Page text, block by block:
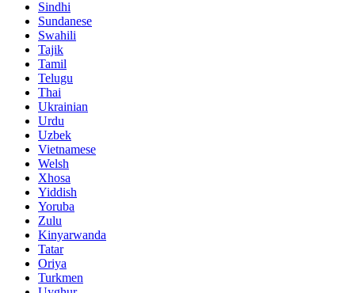
Sindhi
Sundanese
Swahili
Tajik
Tamil
Telugu
Thai
Ukrainian
Urdu
Uzbek
Vietnamese
Welsh
Xhosa
Yiddish
Yoruba
Zulu
Kinyarwanda
Tatar
Oriya
Turkmen